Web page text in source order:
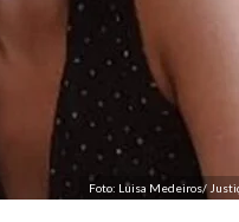
Foto: Luisa Medeiros/